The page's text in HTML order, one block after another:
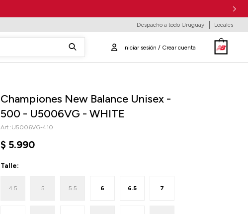
Despacho a todo Uruguay Locales
Championes New Balance Unisex -
500 - U5006VG - WHITE
U5006VG-410
$ 5.990
Talle:
4.5 5 5.5 6 6.5 7